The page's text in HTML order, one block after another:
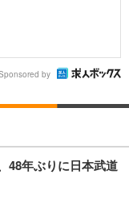
by
48年ぶりに日本武道